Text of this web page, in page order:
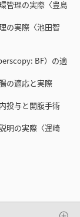
管理の実際〈豊島
の実際〈池田智
BF）の適
の適応と実際
投与と開腹手術
明の実際〈運崎